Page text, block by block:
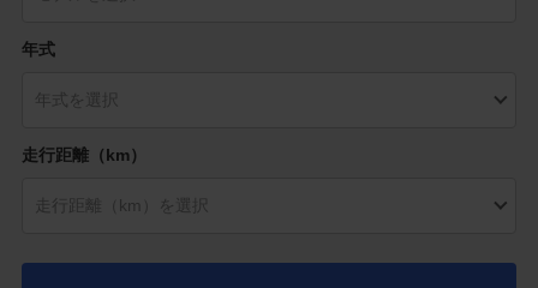
年式
走行距離（km）